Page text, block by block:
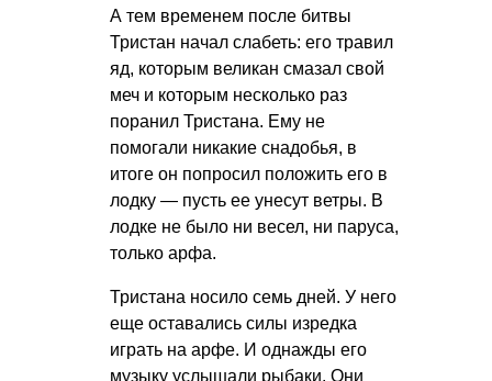
А тем временем после битвы
Тристан начал слабеть: его травил
яд, которым великан смазал свой
меч и которым несколько раз
поранил Тристана. Ему не
помогали никакие снадобья, в
итоге он попросил положить его в
лодку — пусть ее унесут ветры. В
лодке не было ни весел, ни паруса,
только арфа.
Тристана носило семь дней. У него
еще оставались силы изредка
играть на арфе. И однажды его
музыку услышали рыбаки. Они